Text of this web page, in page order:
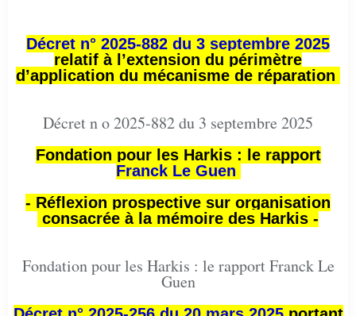
Décret n° 2025-882 du 3 septembre 2025
relatif à l’extension du périmètre
d’application du mécanisme de réparation
Décret n o 2025-882 du 3 septembre 2025
Fondation pour les Harkis : le rapport
Franck Le Guen
- Réflexion prospective sur organisation
consacrée à la mémoire des Harkis -
Fondation pour les Harkis : le rapport Franck Le
Guen